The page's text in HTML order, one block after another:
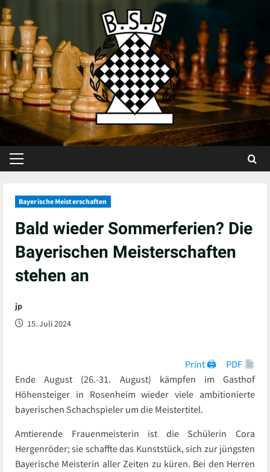
Skip
to
content
Primary
Bayerische Meisterschaften
Bald wieder Sommerferien? Die
Bayerischen Meisterschaften
stehen an
jp
15. Juli 2024
Print 🖨
PDF
Ende August (26.-31. August) kämpfen im Gasthof
Höhensteiger in Rosenheim wieder viele ambitionierte
bayerischen Schachspieler um die Meistertitel.
Amtierende Frauenmeisterin ist die Schülerin Cora
Hergenröder; sie schaffte das Kunststück, sich zur jüngsten
Bayerische Meisterin aller Zeiten zu küren. Bei den Herren